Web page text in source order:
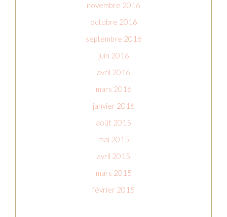
novembre 2016
octobre 2016
septembre 2016
juin 2016
avril 2016
mars 2016
janvier 2016
août 2015
mai 2015
avril 2015
mars 2015
février 2015